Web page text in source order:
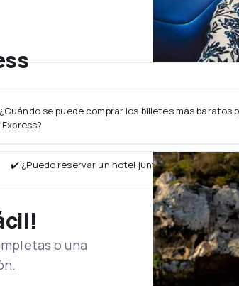
se puede comprar los billetes más baratos
Express?
✔️ ¿Puedo reservar un hotel junto con un vuelo de
o una